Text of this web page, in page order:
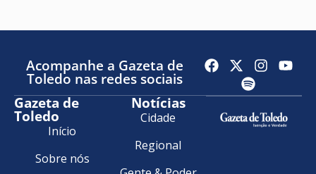
Acompanhe a Gazeta de
Toledo nas redes sociais
Gazeta de
Toledo
Início
Sobre nós
Notícias
Cidade
Regional